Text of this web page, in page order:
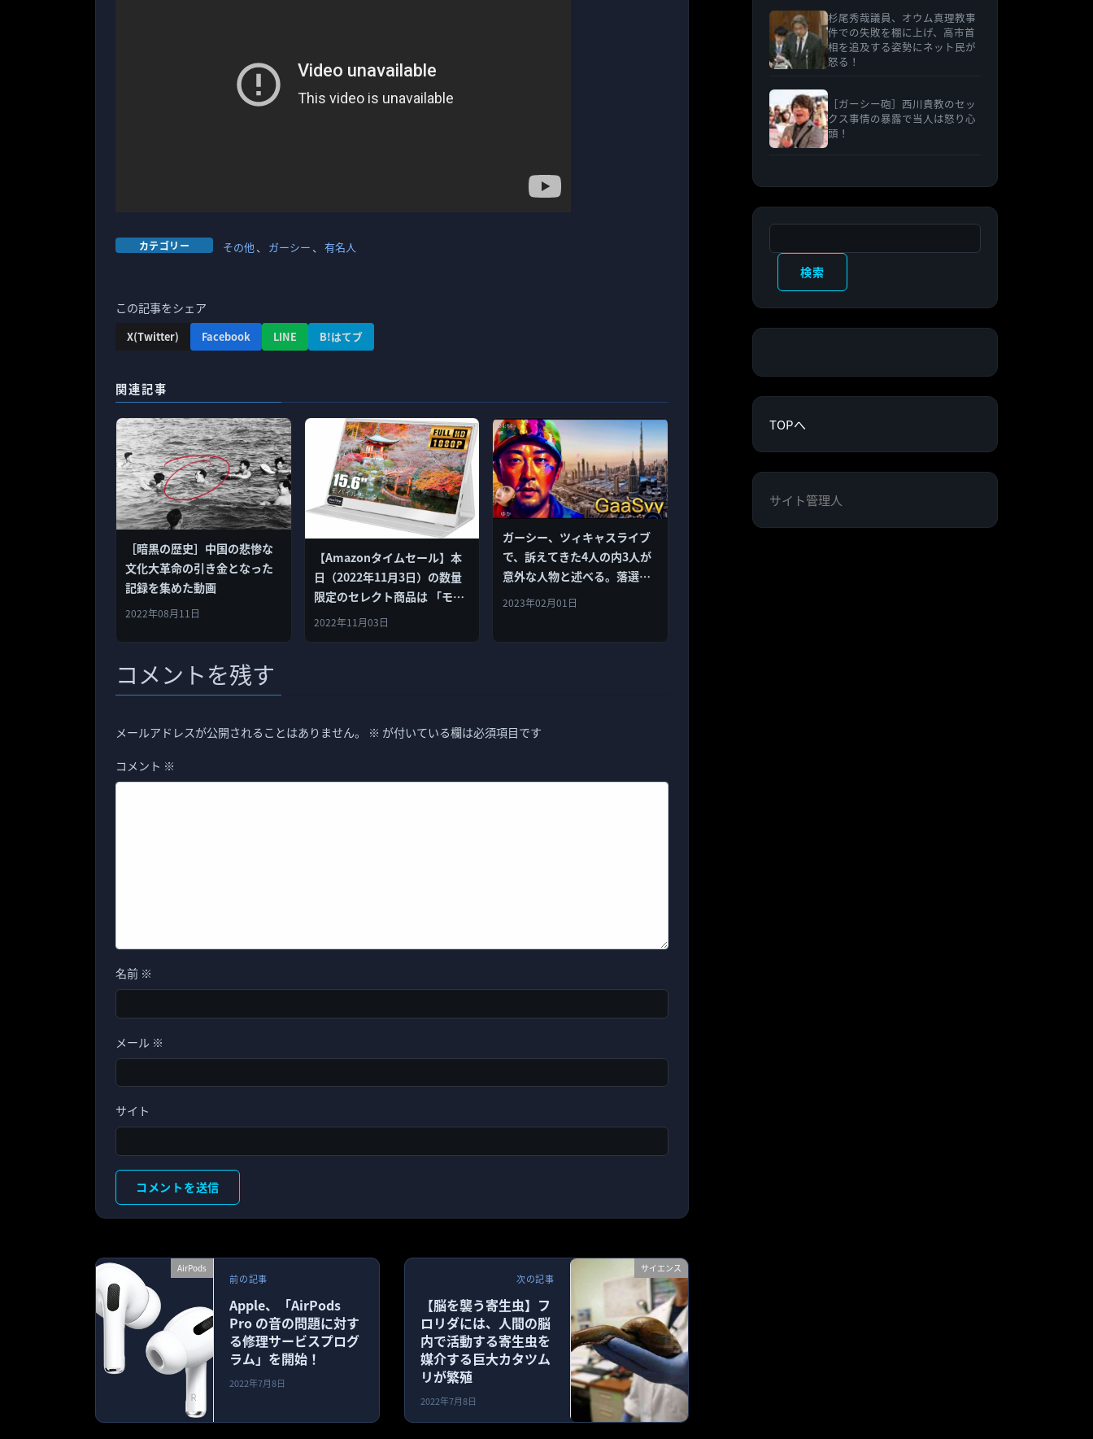
カテゴリー その他 、 ガーシー 、 有名人
この記事をシェア
X(Twitter) Facebook LINE B!はてブ
関連記事
［暗黒の歴史］中国の悲惨な
文化大革命の引き金となった
記録を集めた動画
2022年08月11日
【Amazonタイムセール】本
日（2022年11月3日）の数量
限定のセレクト商品は 「モバ
イルモニター 15.6 インチ モバ
2022年11月03日
ガーシー、ツィキャスライブ
で、訴えてきた4人の内3人が
意外な人物と述べる。落選し
た東国原を批判！
2023年02月01日
コメントを残す
メールアドレスが公開されることはありません。 ※ が付いている欄は必須項目です
コメント ※
名前 ※
メール ※
サイト
AirPods
前の記事
Apple、「AirPods
Pro の音の問題に対す
る修理サービスプログ
ラム」を開始！
2022年7月8日
サイエンス
次の記事
【脳を襲う寄生虫】フ
ロリダには、人間の脳
内で活動する寄生虫を
媒介する巨大カタツム
リが繁殖
2022年7月8日
杉尾秀哉議員、オウム真理教事
件での失敗を棚に上げ、高市首
相を追及する姿勢にネット民が
怒る！
［ガーシー砲］西川貴教のセッ
クス事情の暴露で当人は怒り心
頭！
検索
TOPへ
サイト管理人